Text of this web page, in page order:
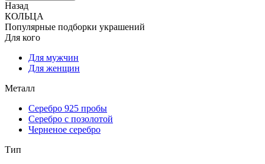
Назад
КОЛЬЦА
Популярные подборки украшений
Для кого
Для мужчин
Для женщин
Металл
Серебро 925 пробы
Серебро с позолотой
Черненое серебро
Тип